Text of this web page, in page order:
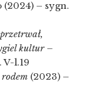
(2024) – sygn.
kultur –
V-l.19
(2023) –